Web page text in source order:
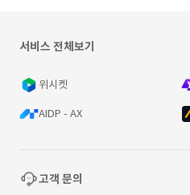
서비스 전체보기
위시켓
AIDP - AX
고객 문의